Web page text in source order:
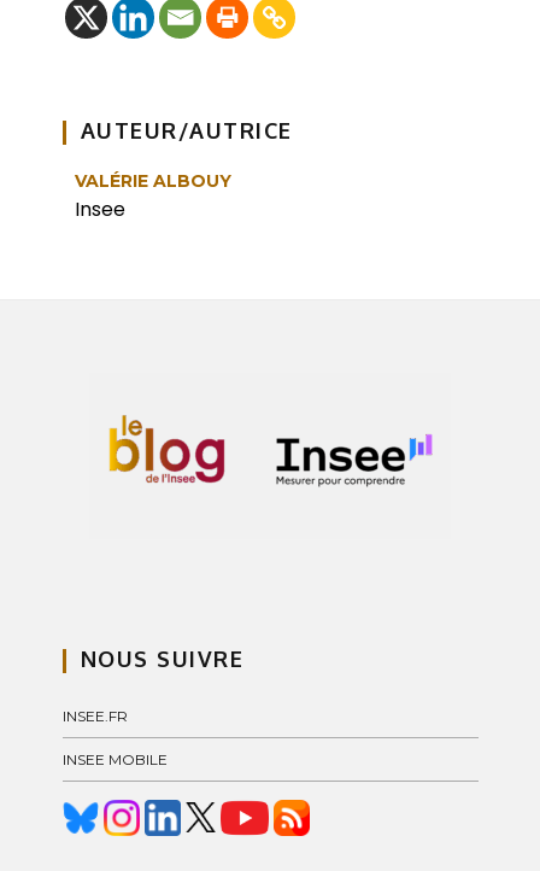
AUTEUR/AUTRICE
VALÉRIE ALBOUY
Insee
NOUS SUIVRE
INSEE.FR
INSEE MOBILE